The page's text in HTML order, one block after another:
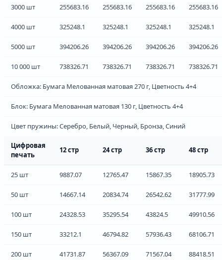
3000 шт 255683.16 255683.16 255683.16 255683.16
4000 шт 325248.1 325248.1 325248.1 325248.1
5000 шт 394206.26 394206.26 394206.26 394206.26
10 000 шт 738326.71 738326.71 738326.71 738326.71
Обложка: Бумага Мелованная матовая 270 г, Цветность 4+4
Блок: Бумага Мелованная матовая 130 г, Цветность 4+4
Цвет пружины: Серебро, Белый, Черный, Бронза, Синий
Цифровая
печать
12 стр 24 стр 36 стр 48 стр
25 шт 9887.07 12765.47 15867.35 18905.73
50 шт 14667.14 20834.74 26542.62 31777.99
100 шт 24328.53 35295.54 43824.5 49910.56
150 шт 33212.1 46794.82 57936.43 68106.71
200 шт 41731.87 56367.09 71567.04 88418.51